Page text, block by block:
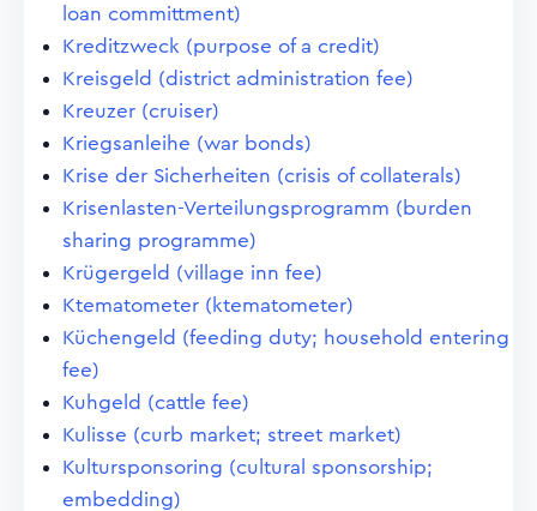
loan committment)
Kreditzweck (purpose of a credit)
Kreisgeld (district administration fee)
Kreuzer (cruiser)
Kriegsanleihe (war bonds)
Krise der Sicherheiten (crisis of collaterals)
Krisenlasten-Verteilungsprogramm (burden
sharing programme)
Krügergeld (village inn fee)
Ktematometer (ktematometer)
Küchengeld (feeding duty; household entering
fee)
Kuhgeld (cattle fee)
Kulisse (curb market; street market)
Kultursponsoring (cultural sponsorship;
embedding)